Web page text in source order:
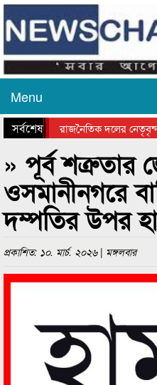
Menu
সর্বশেষ
রাজনৈতিক দলের
সিলেটে বাংলাদেশ গ্রুপ
» পূর্ব শত্রুতার
ওসমানীনগরে
দম্পতির উপর
প্রকাশিত: ১০. মার্চ. ২০২৬ | মঙ্গলবার